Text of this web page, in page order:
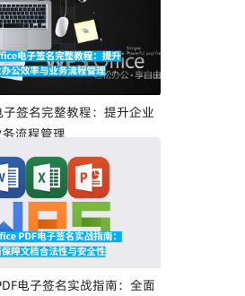
签名完整教程：提升企业
流程管理
电子签名实战指南：全面